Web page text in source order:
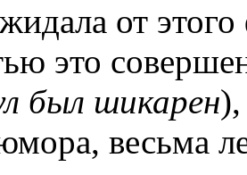
от
это
был шикарен
весьма